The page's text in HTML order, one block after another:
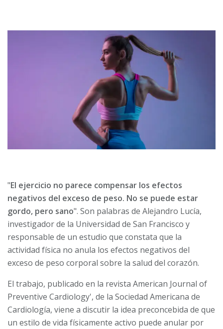
"El ejercicio no parece compensar los efectos
negativos del exceso de peso. No se puede estar
gordo, pero sano". Son palabras de Alejandro Lucía,
investigador de la Universidad de San Francisco y
responsable de un estudio que constata que la
actividad física no anula los efectos negativos del
exceso de peso corporal sobre la salud del corazón.
El trabajo, publicado en la revista American Journal of
Preventive Cardiology', de la Sociedad Americana de
Cardiología, viene a discutir la idea preconcebida de que
un estilo de vida físicamente activo puede anular por